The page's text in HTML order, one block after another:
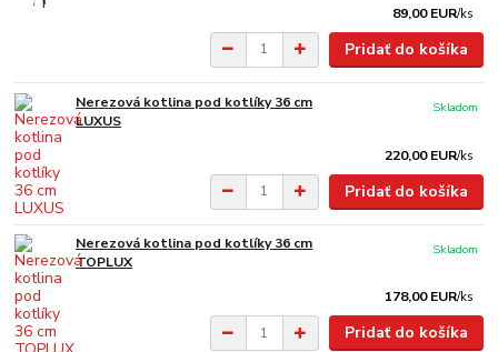
89,00 EUR/ks
Pridať do košíka
Nerezová kotlina pod kotlíky 36 cm
LUXUS
220,00 EUR/ks
Skladom
Pridať do košíka
Nerezová kotlina pod kotlíky 36 cm
TOPLUX
178,00 EUR/ks
Skladom
Pridať do košíka